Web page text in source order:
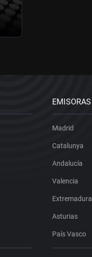
EMISORAS
Madrid
Catalunya
Andalucía
Valencia
Extremadura
Asturias
País Vasco